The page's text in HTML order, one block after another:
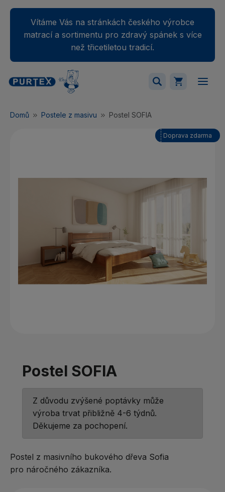
Vítáme Vás na stránkách českého výrobce
matrací a sortimentu pro zdravý spánek s více
než třicetiletou tradicí.
Váš nákupný košík je momentálne prázdny.
Domů Postele z masivu Postel SOFIA
Doprava zdarma
Postel SOFIA
Z důvodu zvýšené poptávky může
výroba trvat přibližně 4-6 týdnů.
Děkujeme za pochopení.
Postel z masivního bukového dřeva Sofia
pro náročného zákazníka.